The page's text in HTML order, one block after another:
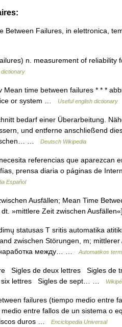
Between Failures, in elettronica,
n. measurement of reliability
time between failures * * *
or system …
Useful english dictionary
bedarf einer Überarbeitung.
und entferne anschließend
…
Deutsch Wikipedia
referencias que aparezcan
prensa diaria o páginas de
Español
Ausfällen; Mean Time
»mittlere Zeit zwischen
statusas T sritis automatika
zwischen Störungen, m;
между… …
Automatikos
Sigles de deux lettres Sigles de
six lettres Sigles de sept… …
failures (tiempo medio entre
entre fallos de un sistema o
duros …
Enciclopedia Universal